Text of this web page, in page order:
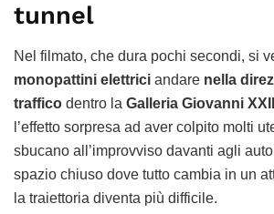
tunnel
Nel filmato, che dura pochi secondi, si
monopattini elettrici andare nella
traffico dentro la Galleria Giovanni XXIII
l’effetto sorpresa ad aver colpito molti
sbucano all’improvviso davanti agli
spazio chiuso dove tutto cambia in un
la traiettoria diventa più difficile.